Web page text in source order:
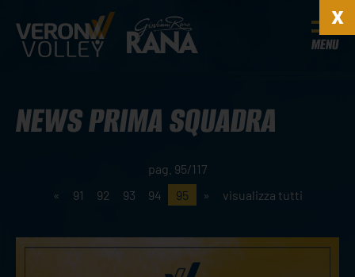
MENU
NEWS PRIMA SQUADRA
pag. 95/117
«
91 92 93 94 95 » visualizza tutti